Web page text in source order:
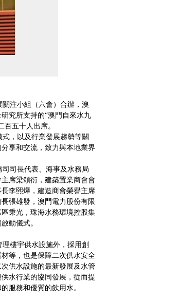
注小組（六會）合辦，澳
究所支持的“澳門自來水九
五十人出席。
，以及行業發展趨勢等關
享和交流，致力與本地業界
司長代表、海事及水務局
席梁頌衍，建築置業商會會
李熙爗，建造商會榮譽主席
張雄發，澳門電力股份有限
秉光，珠海水務環境控股集
動儀式。
樓宇供水設施外，採用創
等，也是保障二次供水安全
供水設施的最新發展及水管
水行業的協同發展，從而提
服務和優質的飲用水。